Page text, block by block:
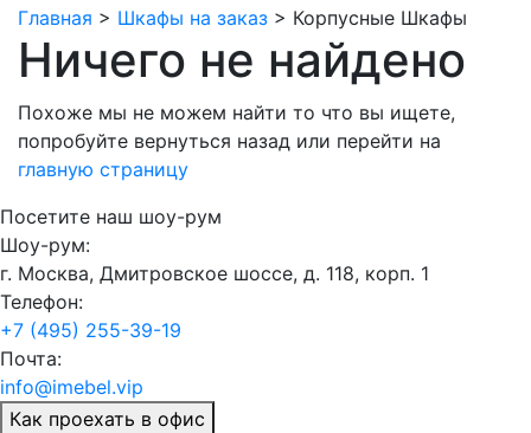
Главная > Шкафы на заказ > Корпусные Шкафы
Ничего не найдено
Похоже мы не можем найти то что вы ищете,
попробуйте вернуться назад или перейти на
главную страницу
Посетите наш шоу-рум
Шоу-рум:
г. Москва, Дмитровское шоссе, д. 118, корп. 1
Телефон:
+7 (495) 255-39-19
Почта:
info@imebel.vip
Как проехать в офис